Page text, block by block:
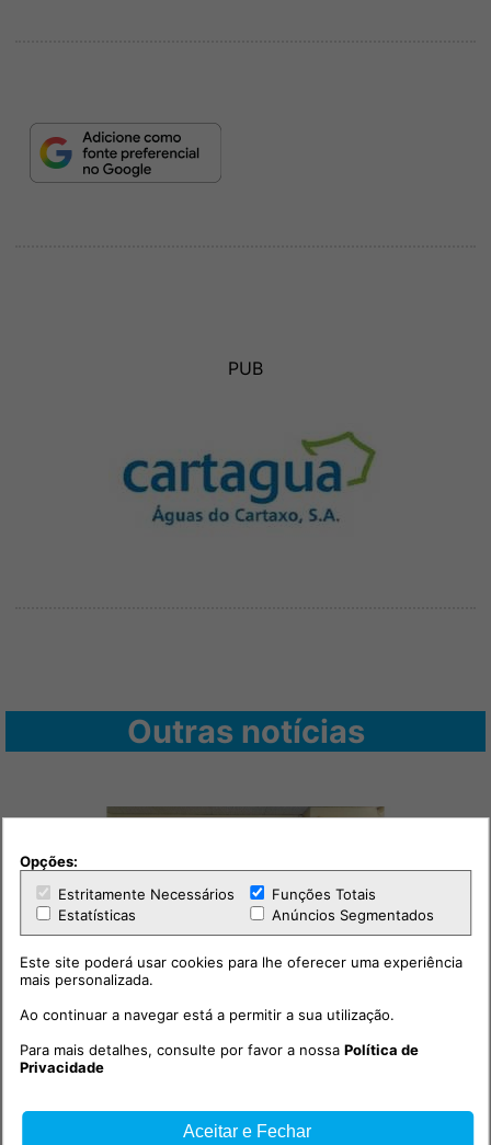
PUB
Outras notícias
03:12h
Projeto-piloto testa aplicação
ISBAR
Opções:
Estritamente Necessários
Funções Totais
Estatísticas
Anúncios Segmentados
Este site poderá usar cookies para lhe oferecer uma experiência
mais personalizada.
Ao continuar a navegar está a permitir a sua utilização.
Para mais detalhes, consulte por favor a nossaPolítica de
Privacidade
Aceitar e Fechar